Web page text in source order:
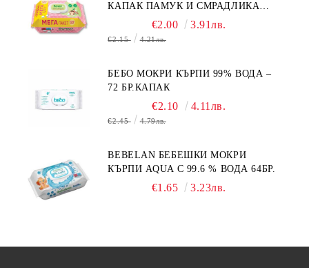
КАПАК ПАМУК И СМРАДЛИКА
€2.00 3.91лв.
€2.15 4.21лв.
БЕБО МОКРИ КЪРПИ 99% ВОДА –
72 БР.КАПАК
€2.10 4.11лв.
€2.45 4.79лв.
BEBELAN БЕБЕШКИ МОКРИ
КЪРПИ AQUA С 99.6 % ВОДА 64БР.
€1.65 3.23лв.